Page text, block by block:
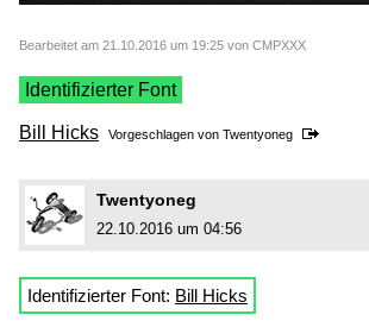
Bearbeitet am 21.10.2016 um 19:25 von CMPXXX
Identifizierter Font
Bill Hicks Vorgeschlagen von Twentyoneg
Twentyoneg
22.10.2016 um 04:56
Identifizierter Font: Bill Hicks